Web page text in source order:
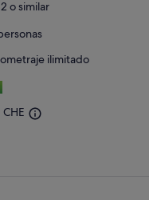
o similar
ilimitado
CHE